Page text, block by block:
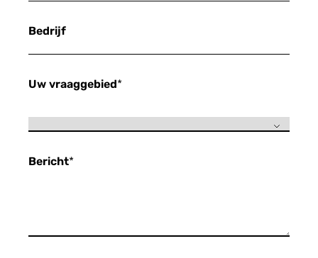
Bedrijf
Uw vraaggebied*
Bericht*